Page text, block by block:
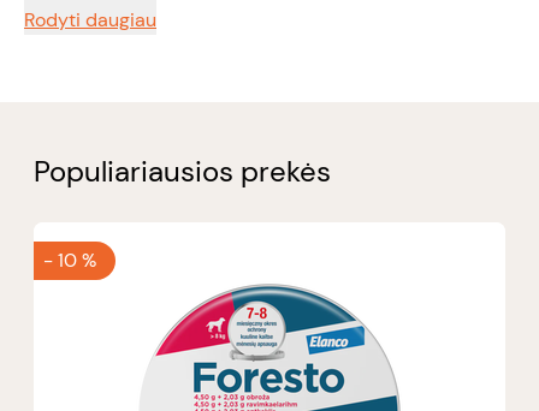
Rodyti daugiau
Populiariausios prekės
-10 %